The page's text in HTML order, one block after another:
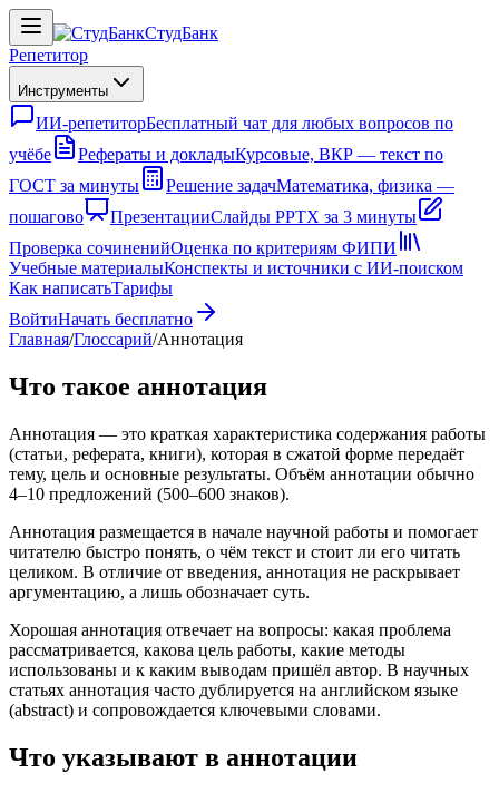
СтудБанк
Репетитор
Инструменты
ИИ-репетиторБесплатный чат для любых вопросов по
учёбе
Рефераты и докладыКурсовые, ВКР — текст по
ГОСТ за минуты
Решение задачМатематика, физика —
пошагово
ПрезентацииСлайды PPTX за 3 минуты
Проверка сочиненийОценка по критериям ФИПИ
Учебные материалыКонспекты и источники с ИИ-поиском
Как написатьТарифы
ВойтиНачать бесплатно
Главная/Глоссарий/Аннотация
Что такое аннотация
Аннотация — это краткая характеристика содержания работы
(статьи, реферата, книги), которая в сжатой форме передаёт
тему, цель и основные результаты. Объём аннотации обычно
4–10 предложений (500–600 знаков).
Аннотация размещается в начале научной работы и помогает
читателю быстро понять, о чём текст и стоит ли его читать
целиком. В отличие от введения, аннотация не раскрывает
аргументацию, а лишь обозначает суть.
Хорошая аннотация отвечает на вопросы: какая проблема
рассматривается, какова цель работы, какие методы
использованы и к каким выводам пришёл автор. В научных
статьях аннотация часто дублируется на английском языке
(abstract) и сопровождается ключевыми словами.
Что указывают в аннотации